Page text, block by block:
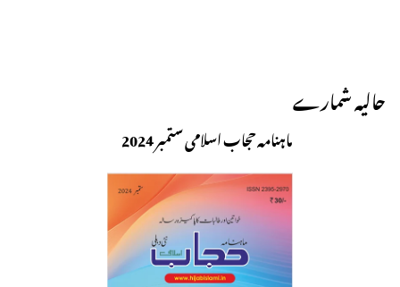
حالیہ شمارے
ماہنامہ حجاب اسلامی ستمبر 2024